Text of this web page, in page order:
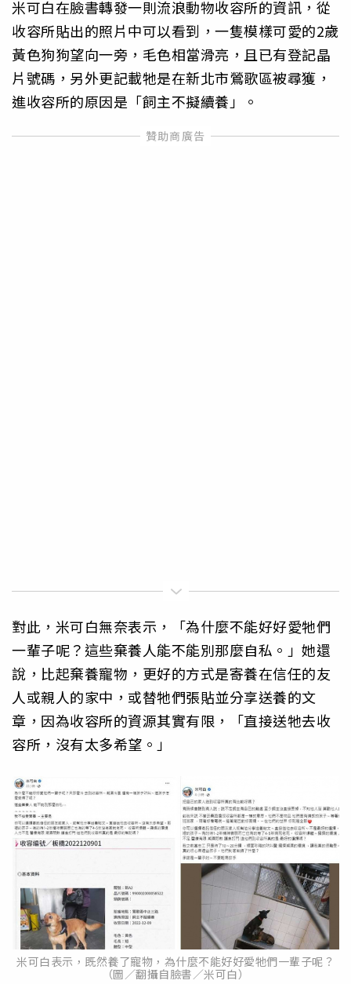
米可白在臉書轉發一則流浪動物收容所的資訊，從
收容所貼出的照片中可以看到，一隻模樣可愛的2歲
黃色狗狗望向一旁，毛色相當滑亮，且已有登記晶
片號碼，另外更記載牠是在新北市鶯歌區被尋獲，
進收容所的原因是「飼主不擬續養」。
對此，米可白無奈表示，「為什麼不能好好愛牠們
一輩子呢？這些棄養人能不能別那麼自私。」她還
說，比起棄養寵物，更好的方式是寄養在信任的友
人或親人的家中，或替牠們張貼並分享送養的文
章，因為收容所的資源其實有限，「直接送牠去收
容所，沒有太多希望。」
米可白表示，既然養了寵物，為什麼不能好好愛牠們一輩子呢？
（圖／翻攝自臉書／米可白）